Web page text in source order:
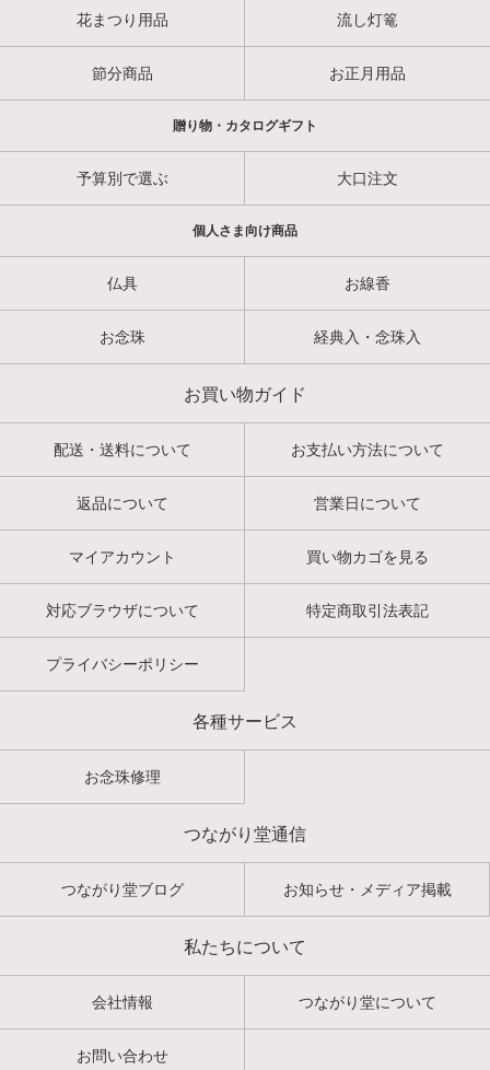
花まつり用品 流し灯篭
節分商品 お正月用品
贈り物・カタログギフト
予算別で選ぶ 大口注文
個人さま向け商品
仏具 お線香
お念珠 経典入・念珠入
お買い物ガイド
配送・送料について お支払い方法について
返品について 営業日について
マイアカウント 買い物カゴを見る
対応ブラウザについて 特定商取引法表記
プライバシーポリシー
各種サービス
お念珠修理
つながり堂通信
つながり堂ブログ お知らせ・メディア掲載
私たちについて
会社情報 つながり堂について
お問い合わせ